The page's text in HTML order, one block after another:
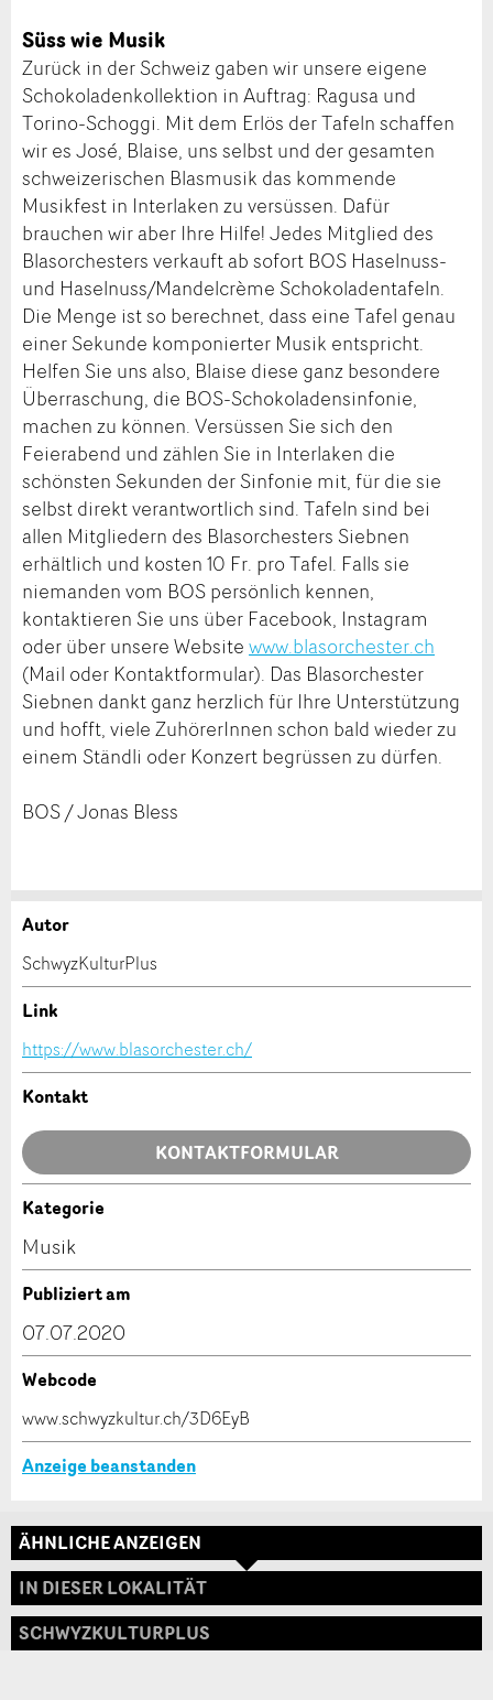
Süss wie Musik
Zurück in der Schweiz gaben wir unsere eigene
Schokoladenkollektion in Auftrag: Ragusa und
Torino-Schoggi. Mit dem Erlös der Tafeln schaffen
wir es José, Blaise, uns selbst und der gesamten
schweizerischen Blasmusik das kommende
Musikfest in Interlaken zu versüssen. Dafür
brauchen wir aber Ihre Hilfe! Jedes Mitglied des
Blasorchesters verkauft ab sofort BOS Haselnuss-
und Haselnuss/Mandelcrème Schokoladentafeln.
Die Menge ist so berechnet, dass eine Tafel genau
einer Sekunde komponierter Musik entspricht.
Helfen Sie uns also, Blaise diese ganz besondere
Überraschung, die BOS-Schokoladensinfonie,
machen zu können. Versüssen Sie sich den
Feierabend und zählen Sie in Interlaken die
schönsten Sekunden der Sinfonie mit, für die sie
selbst direkt verantwortlich sind. Tafeln sind bei
allen Mitgliedern des Blasorchesters Siebnen
erhältlich und kosten 10 Fr. pro Tafel. Falls sie
niemanden vom BOS persönlich kennen,
kontaktieren Sie uns über Facebook, Instagram
oder über unsere Website www.blasorchester.ch
(Mail oder Kontaktformular). Das Blasorchester
Siebnen dankt ganz herzlich für Ihre Unterstützung
und hofft, viele ZuhörerInnen schon bald wieder zu
einem Ständli oder Konzert begrüssen zu dürfen.
BOS / Jonas Bless
Anzeige beanstanden
Ihr Feedback wird sehr geschätzt!
Allgemeines Feedback
Anzeige nicht mehr gültig
Nachricht
* Eingabe erforderlich
Zur Qualitätssicherung wird eine Kopie der E-Mail
an guidle übermittelt.
Anzeige weiterempfehlen
Empfehlen Sie diese Anzeige an Freunde weiter.
* Eingabe erforderlich
Schliessen
Autor
SchwyzKulturPlus
Link
https://www.blasorchester.ch/
Kontakt
KONTAKTFORMULAR
Kontakt
Verfassen Sie eine Nachricht für die Kontaktpersonen
Adresse
Kategorie
Musik
Publiziert am
07.07.2020
Webcode
www.schwyzkultur.ch/3D6EyB
Anzeige beanstanden
ÄHNLICHE ANZEIGEN
IN DIESER LOKALITÄT
SCHWYZKULTURPLUS